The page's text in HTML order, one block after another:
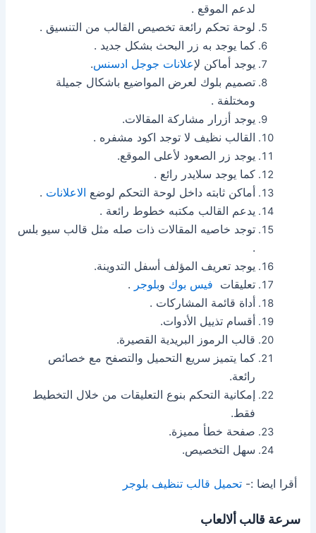
لدعم الموقع .
لوحة تحكم رائعة تخصيص القالب من التنسيق .
كما يوجد به زر البحث بشكل جديد .
يوجد أماكن لإعلانات جوجل ادسنس.
تصميم بلوك لعرض المواضيع باشكال جميلة
ومختلفة .
يوجد أزرار مشاركة المقالات.
القالب نظيف لا توجد اكود مشفره .
يوجد زر الصعود لأعلى الموقع.
كما يوجد سلايدر رائع .
أماكن ثابته داخل لوحة التحكم لوضع الاعلانات .
يدعم القالب مكتبه خطوط رائعة .
توجد خاصيه المقالات ذات صله مثل قالب سيو بلس
.
يوجد تعريف المؤلف أسفل التدوينة.
تعليقات فيس بوك وبلوجر .
أداة قائمة المشاركات .
أقسام تذييل الأدوات.
قالب الرموز البريدية القصيرة.
كما يتميز سريع التحميل والتصفح مع خصائص
رائعة.
إمكانية التحكم بنوع التعليقات من خلال التخطيط
فقط.
صفحة خطأ مميزة.
سهل التخصيص.
أقرا ايضا :-تحميل قالب تنظيف بلوجر
سرعة قالب ألالعاب